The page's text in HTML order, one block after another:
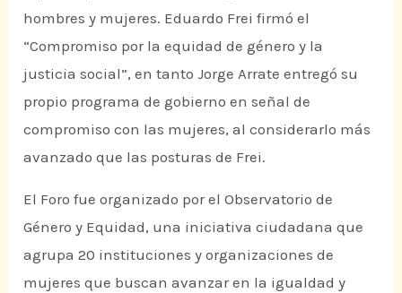
hombres y mujeres. Eduardo Frei firmó el
“Compromiso por la equidad de género y la
justicia social”, en tanto Jorge Arrate entregó su
propio programa de gobierno en señal de
compromiso con las mujeres, al considerarlo más
avanzado que las posturas de Frei.
El Foro fue organizado por el Observatorio de
Género y Equidad, una iniciativa ciudadana que
agrupa 20 instituciones y organizaciones de
mujeres que buscan avanzar en la igualdad y